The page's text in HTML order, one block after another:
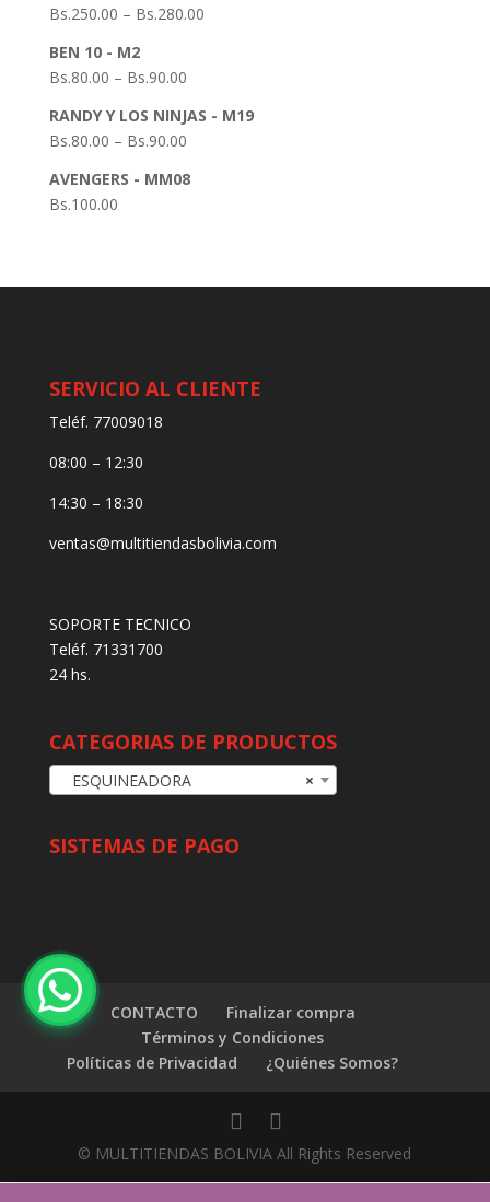
Bs.250.00 – Bs.280.00
BEN 10 - M2
Bs.80.00 – Bs.90.00
RANDY Y LOS NINJAS - M19
Bs.80.00 – Bs.90.00
AVENGERS - MM08
Bs.100.00
SERVICIO AL CLIENTE
Teléf. 77009018
08:00 – 12:30
14:30 – 18:30
ventas@multitiendasbolivia.com
SOPORTE TECNICO
Teléf. 71331700
24 hs.
CATEGORIAS DE PRODUCTOS
×
ESQUINEADORA
SISTEMAS DE PAGO
CONTACTO
Finalizar compra
Términos y Condiciones
Políticas de Privacidad
¿Quiénes Somos?
© MULTITIENDAS BOLIVIA All Rights Reserved